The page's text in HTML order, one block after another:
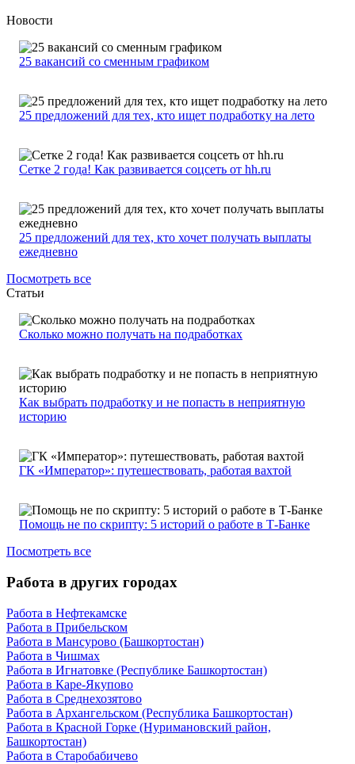
Новости
25 вакансий со сменным графиком
25 предложений для тех, кто ищет подработку на лето
Сетке 2 года! Как развивается соцсеть от hh.ru
25 предложений для тех, кто хочет получать выплаты
ежедневно
Посмотреть все
Статьи
Сколько можно получать на подработках
Как выбрать подработку и не попасть в неприятную
историю
ГК «Император»: путешествовать, работая вахтой
Помощь не по скрипту: 5 историй о работе в Т-Банке
Посмотреть все
Работа в других городах
Работа в Нефтекамске
Работа в Прибельском
Работа в Мансурово (Башкортостан)
Работа в Чишмах
Работа в Игнатовке (Республике Башкортостан)
Работа в Каре-Якупово
Работа в Среднехозятово
Работа в Архангельском (Республика Башкортостан)
Работа в Красной Горке (Нуримановский район,
Башкортостан)
Работа в Старобабичево